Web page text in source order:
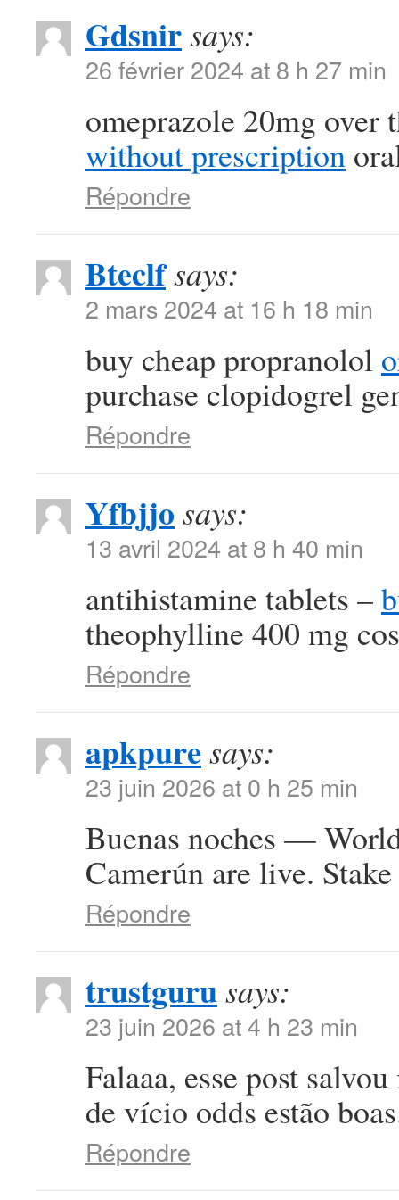
Gdsnirsays:
26 février 2024 at 8 h 27 min
omeprazole 20mg over
without prescription
Répondre
Bteclfsays:
2 mars 2024 at 16 h 18 min
buy cheap propranolol
purchase clopidogrel
Répondre
Yfbjjo says:
13 avril 2024 at 8 h 40 min
antihistamine tablets –
theophylline 400 mg
Répondre
apkpure says:
23 juin 2026 at 0 h 25 min
Buenas noches —
Camerún are live.
Répondre
trustgurusays:
23 juin 2026 at 4 h 23 min
Falaaa, esse post
de vício odds estão
Répondre